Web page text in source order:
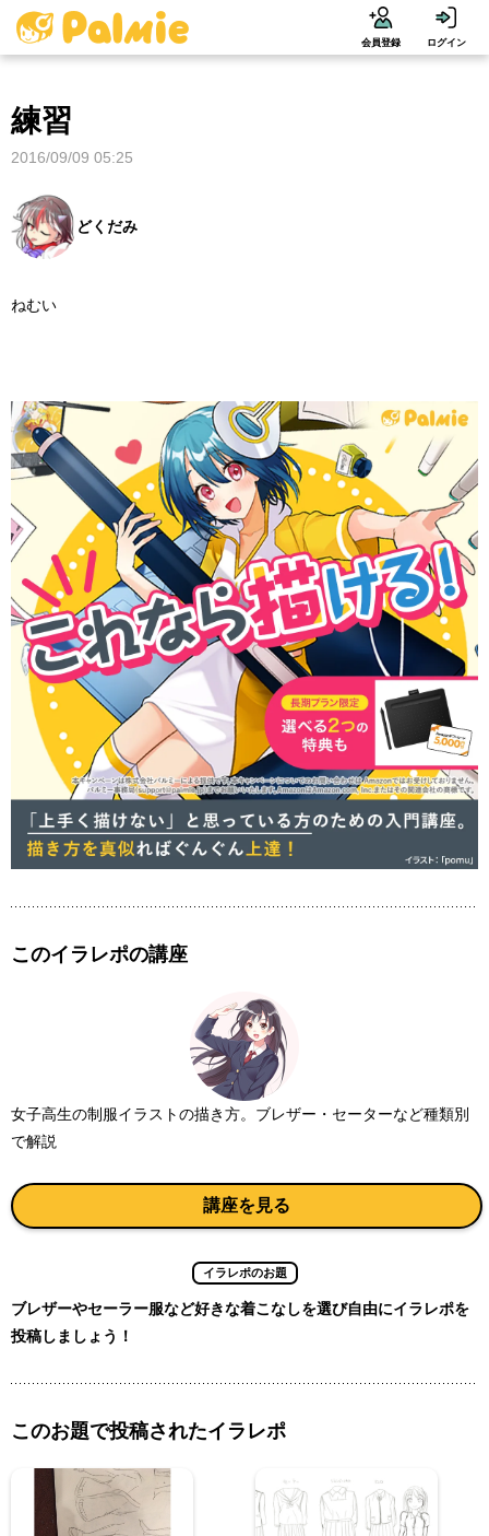
会員登録 ログイン
練習
2016/09/09 05:25
どくだみ
ねむい
このイラレポの講座
女子高生の制服イラストの描き方。ブレザー・セーターなど種類別
で解説
講座を見る
イラレポのお題
ブレザーやセーラー服など好きな着こなしを選び自由にイラレポを
投稿しましょう！
このお題で投稿されたイラレポ